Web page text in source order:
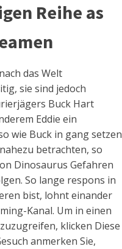
Reihe as
das Welt
sie sind jedoch
Buck Hart
Eddie ein
wie Buck in gang setzen
betrachten, so
Dinosaurus Gefahren
So lange respons in
bist, lohnt einander
Kanal. Um in einen
klicken Diese
anmerken Sie,